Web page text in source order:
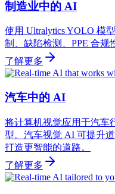
制造业中的 AI
使用 Ultralytics YOLO 模
制、缺陷检测、PPE 合规
了解更多
汽车中的 AI
将计算机视觉应用于汽车
型。汽车视觉 AI 可提升
打造更智能的道路。
了解更多